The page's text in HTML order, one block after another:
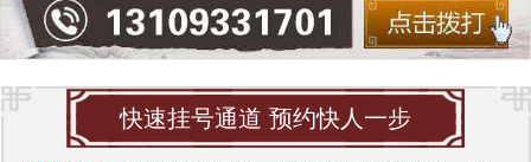
快速挂号通道 预约快人一步